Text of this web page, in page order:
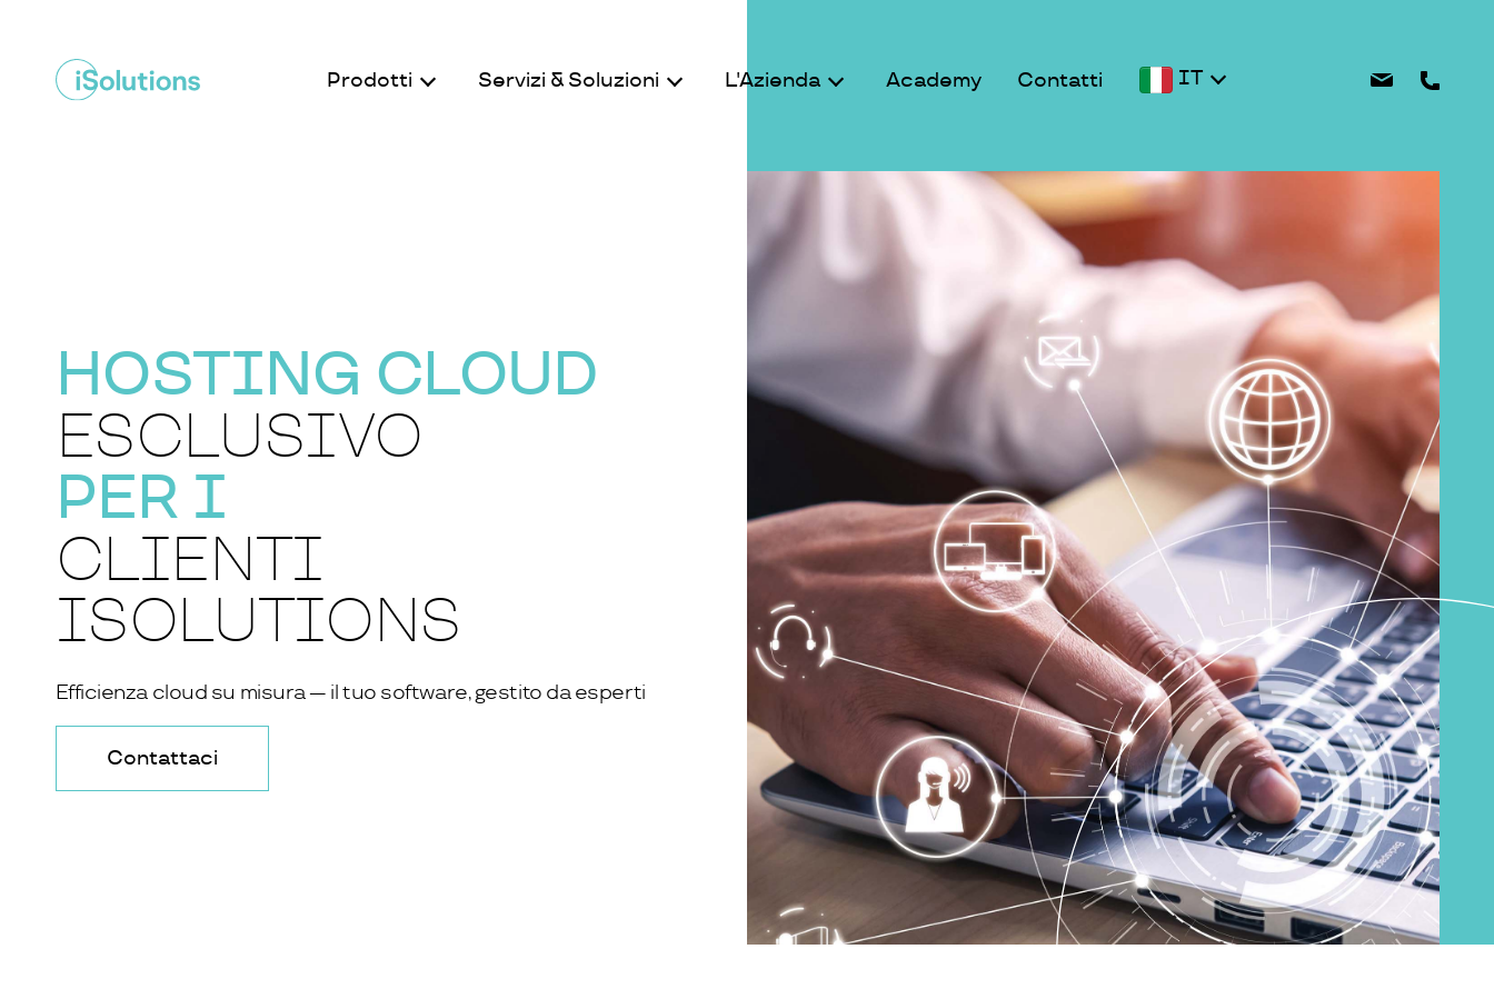
Prodotti Servizi & Soluzioni L'Azienda Academy Contatti IT
HOSTING CLOUD
ESCLUSIVO
PER I
CLIENTI
ISOLUTIONS
Efficienza cloud su misura — il tuo software, gestito da esperti
Contattaci